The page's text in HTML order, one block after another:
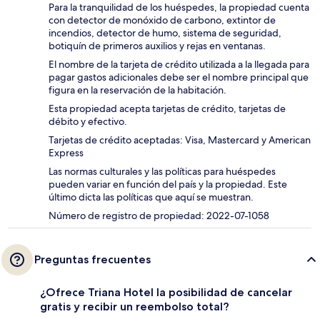
Para la tranquilidad de los huéspedes, la propiedad cuenta
con detector de monóxido de carbono, extintor de
incendios, detector de humo, sistema de seguridad,
botiquín de primeros auxilios y rejas en ventanas.
El nombre de la tarjeta de crédito utilizada a la llegada para
pagar gastos adicionales debe ser el nombre principal que
figura en la reservación de la habitación.
Esta propiedad acepta tarjetas de crédito, tarjetas de
débito y efectivo.
Tarjetas de crédito aceptadas: Visa, Mastercard y American
Express
Las normas culturales y las políticas para huéspedes
pueden variar en función del país y la propiedad. Este
último dicta las políticas que aquí se muestran.
Número de registro de propiedad: 2022-07-1058
Preguntas frecuentes
¿Ofrece Triana Hotel la posibilidad de cancelar
gratis y recibir un reembolso total?